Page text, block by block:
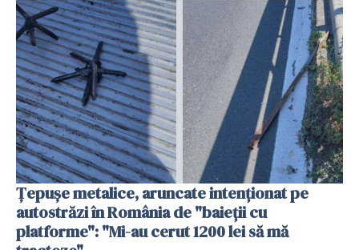
Țepușe metalice, aruncate intenționat pe
autostrăzi în România de "baieții cu
platforme": "Mi-au cerut 1200 lei să mă